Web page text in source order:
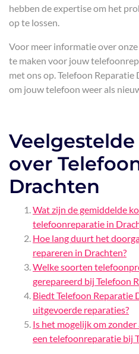
hebben de expertise om het
op te lossen.
Voor meer informatie over
te maken voor jouw
met ons op. Telefoon
om jouw telefoon weer als
over
Drachten
Wat zijn de gemiddelde
telefoonreparatie in
Hoe lang duurt het
repareren in Drachten?
Welke soorten
gerepareerd bij Telefoon
Biedt Telefoon Reparatie
uitgevoerde reparaties?
Is het mogelijk om
een telefoonreparatie bij